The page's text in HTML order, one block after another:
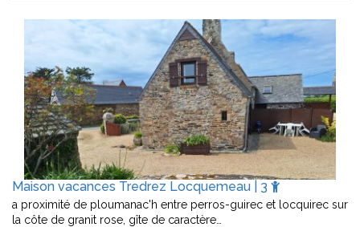
Maison vacances Tredrez Locquemeau | 3
a proximité de ploumanac'h entre perros-guirec et locquirec sur
la côte de granit rose, gîte de caractère…